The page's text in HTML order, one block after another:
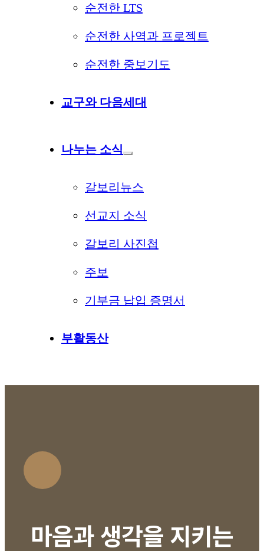
순전한 LTS
순전한 사역과 프로젝트
순전한 중보기도
교구와 다음세대
나누는 소식
갈보리뉴스
선교지 소식
갈보리 사진첩
주보
기부금 납입 증명서
부활동산
마음과 생각을 지키는